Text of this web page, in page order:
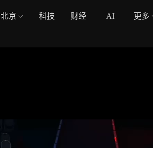
北京 科技 财经 AI 更多